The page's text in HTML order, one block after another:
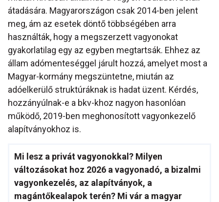
átadására. Magyarországon csak 2014-ben jelent
meg, ám az esetek döntő többségében arra
használták, hogy a megszerzett vagyonokat
gyakorlatilag egy az egyben megtartsák. Ehhez az
állam adómenteséggel járult hozzá, amelyet most a
Magyar-kormány megszüntetne, miután az
adóelkerülő struktúráknak is hadat üzent. Kérdés,
hozzányúlnak-e a bkv-khoz nagyon hasonlóan
működő, 2019-ben meghonosított vagyonkezelő
alapítványokhoz is.
Mi lesz a privát vagyonokkal? Milyen
változásokat hoz 2026 a vagyonadó, a bizalmi
vagyonkezelés, az alapítványok, a
magántőkealapok terén? Mi vár a magyar